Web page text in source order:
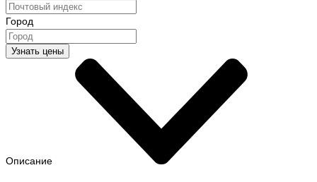
Город
Узнать цены
Описание